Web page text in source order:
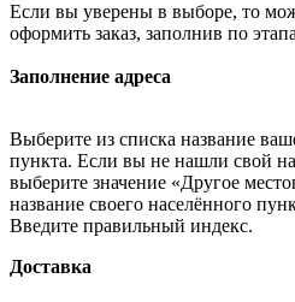
Если вы уверены в выборе, то
оформить заказ, заполнив по
Заполнение адреса
Выберите из списка название
пункта. Если вы не нашли свой
выберите значение «Другое
название своего населённого
Введите правильный индекс.
Доставка